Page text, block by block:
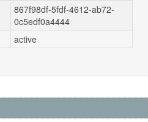
867f98df-5fdf-4612-ab72-
0c5edf0a4444
active